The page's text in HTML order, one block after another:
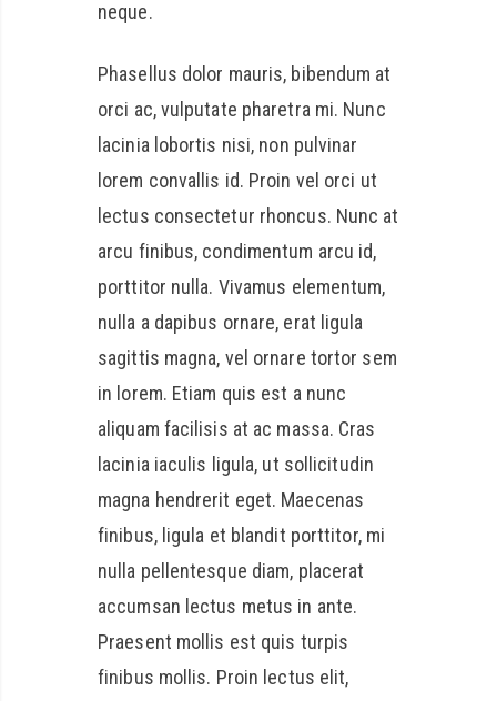
neque.
Phasellus dolor mauris, bibendum at
orci ac, vulputate pharetra mi. Nunc
lacinia lobortis nisi, non pulvinar
lorem convallis id. Proin vel orci ut
lectus consectetur rhoncus. Nunc at
arcu finibus, condimentum arcu id,
porttitor nulla. Vivamus elementum,
nulla a dapibus ornare, erat ligula
sagittis magna, vel ornare tortor sem
in lorem. Etiam quis est a nunc
aliquam facilisis at ac massa. Cras
lacinia iaculis ligula, ut sollicitudin
magna hendrerit eget. Maecenas
finibus, ligula et blandit porttitor, mi
nulla pellentesque diam, placerat
accumsan lectus metus in ante.
Praesent mollis est quis turpis
finibus mollis. Proin lectus elit,